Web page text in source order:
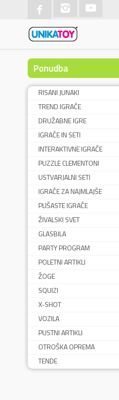
Ponudba
RISANI JUNAKI
TREND IGRAČE
DRUŽABNE IGRE
IGRAČE IN SETI
INTERAKTIVNE IGRAČE
PUZZLE CLEMENTONI
USTVARJALNI SETI
IGRAČE ZA NAJMLAJŠE
PLIŠASTE IGRAČE
ŽIVALSKI SVET
GLASBILA
PARTY PROGRAM
POLETNI ARTIKLI
ŽOGE
SQUIZI
X-SHOT
VOZILA
PUSTNI ARTIKLI
OTROŠKA OPREMA
TENDE